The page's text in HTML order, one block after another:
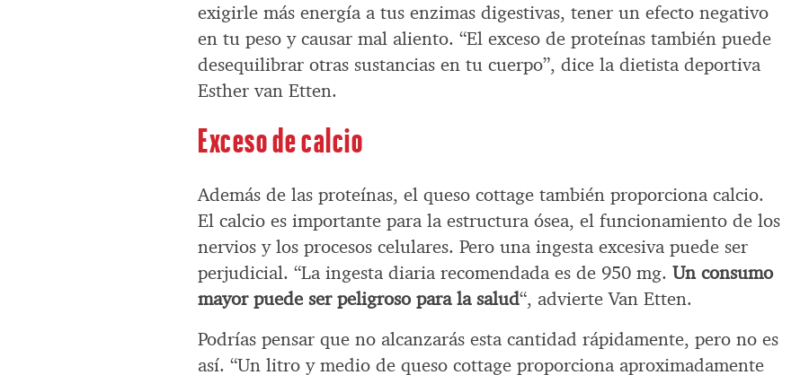
exigirle más energía a tus enzimas digestivas, tener un efecto negativo
en tu peso y causar mal aliento. “El exceso de proteínas también puede
desequilibrar otras sustancias en tu cuerpo”, dice la dietista deportiva
Esther van Etten.
Exceso de calcio
Además de las proteínas, el queso cottage también proporciona calcio.
El calcio es importante para la estructura ósea, el funcionamiento de los
nervios y los procesos celulares. Pero una ingesta excesiva puede ser
perjudicial. “La ingesta diaria recomendada es de 950 mg.Un consumo
mayor puede ser peligroso para la salud“, advierte Van Etten.
Podrías pensar que no alcanzarás esta cantidad rápidamente, pero no es
así. “Un litro y medio de queso cottage proporciona aproximadamente